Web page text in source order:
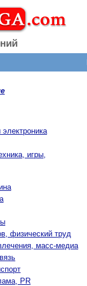
игры,
физический труд
масс-медиа
PR